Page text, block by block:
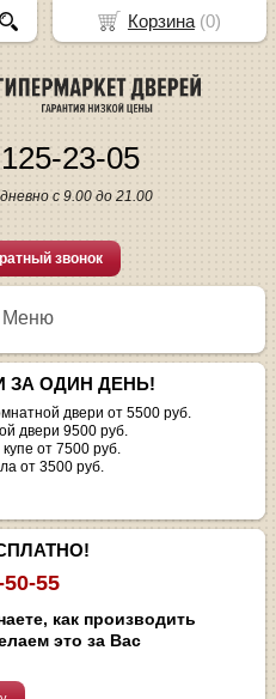
23-05
с 9.00 до 21.00
звонок
Меню
ЗА ОДИН ДЕНЬ!
двери от 5500 руб.
двери 9500 руб.
от 7500 руб.
от 3500 руб.
55
как производить
это за Вас
Корзина(0)